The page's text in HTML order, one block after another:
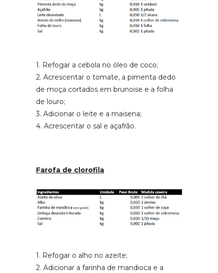
1. Refogar a cebola no óleo de coco;
2. Acrescentar o tomate, a pimenta dedo
de moça cortados em brunoise e a folha
de louro;
3. Adicionar o leite e a maisena;
4. Acrescentar o sal e açafrão.
Farofa de clorofila
1. Refogar o alho no azeite;
2. Adicionar a farinha de mandioca e a